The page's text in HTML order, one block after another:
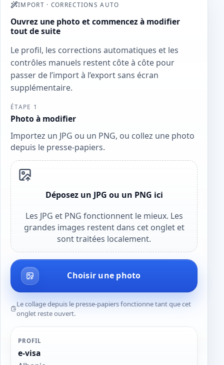
IMPORT · CORRECTIONS AUTO
Ouvrez une photo et commencez à modifier
tout de suite
Le profil, les corrections automatiques et les
contrôles manuels restent côte à côte pour
passer de l’import à l’export sans écran
supplémentaire.
ÉTAPE 1
Photo à modifier
Importez un JPG ou un PNG, ou collez une photo
depuis le presse-papiers.
Déposez un JPG ou un PNG ici
Les JPG et PNG fonctionnent le mieux. Les
grandes images restent dans cet onglet et
sont traitées localement.
Choisir une photo
Le collage depuis le presse-papiers fonctionne tant que cet
onglet reste ouvert.
PROFIL
e-visa